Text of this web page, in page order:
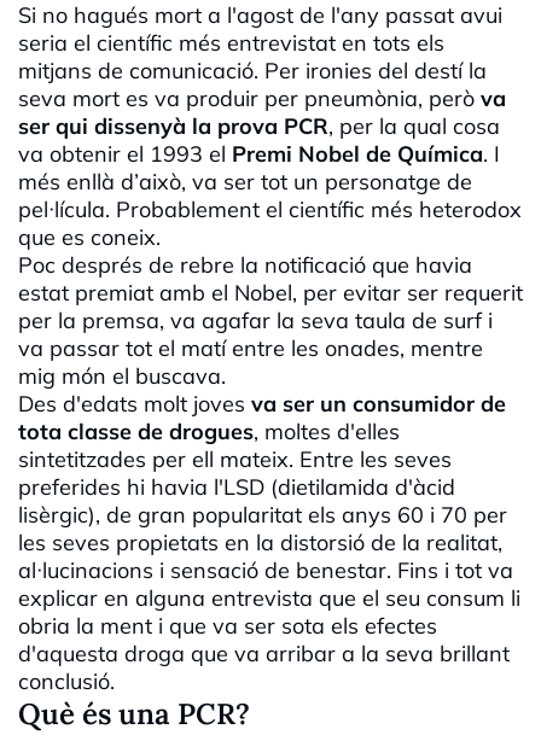
Si no hagués mort a l'agost de l'any passat avui
seria el científic més entrevistat en tots els
mitjans de comunicació. Per ironies del destí la
seva mort es va produir per pneumònia, però va
ser qui dissenyà la prova PCR, per la qual cosa
va obtenir el 1993 el Premi Nobel de Química. I
més enllà d’això, va ser tot un personatge de
pel·lícula. Probablement el científic més heterodox
que es coneix.
Poc després de rebre la notificació que havia
estat premiat amb el Nobel, per evitar ser requerit
per la premsa, va agafar la seva taula de surf i
va passar tot el matí entre les onades, mentre
mig món el buscava.
Des d'edats molt joves va ser un consumidor de
tota classe de drogues, moltes d'elles
sintetitzades per ell mateix. Entre les seves
preferides hi havia l'LSD (dietilamida d'àcid
lisèrgic), de gran popularitat els anys 60 i 70 per
les seves propietats en la distorsió de la realitat,
al·lucinacions i sensació de benestar. Fins i tot va
explicar en alguna entrevista que el seu consum li
obria la ment i que va ser sota els efectes
d'aquesta droga que va arribar a la seva brillant
conclusió.
Què és una PCR?